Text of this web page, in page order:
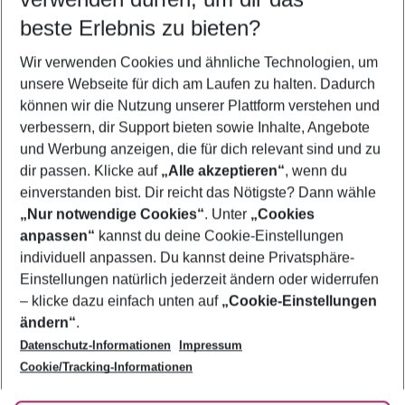
Frübucher Angebote Perivolos für 2026
Urlaub Perivolos
Flug & Hotel Perivolos
Last Minute Perivolos
Pauschalreisen Perivolos
Footer
Footer navigation
Über uns
AGB
Bestpreisgarantie
Cookie-Einstellungen ändern
Cookie-Richtlinie
Agenturbetreuung
Barrierefreies Reisen
Folge uns
beste Erlebnis zu bieten?
Wir verwenden Cookies und ähnliche Technologien, um
unsere Webseite für dich am Laufen zu halten. Dadurch
können wir die Nutzung unserer Plattform verstehen und
verbessern, dir Support bieten sowie Inhalte, Angebote
und Werbung anzeigen, die für dich relevant sind und zu
dir passen. Klicke auf „Alle akzeptieren“, wenn du
einverstanden bist. Dir reicht das Nötigste? Dann wähle
„Nur notwendige Cookies“. Unter „Cookies
anpassen“ kannst du deine Cookie-Einstellungen
individuell anpassen. Du kannst deine Privatsphäre-
Einstellungen natürlich jederzeit ändern oder widerrufen
– klicke dazu einfach unten auf „Cookie-Einstellungen
ändern“.
Datenschutz-Informationen
Impressum
Cookie/Tracking-Informationen